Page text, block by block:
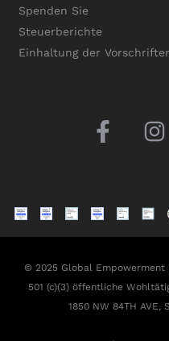
Spenden Sie
Steuerberichte
Einhaltung der
© 2025 Global Empowerment
501 (c)(3) öffentliche
1850 NW 84TH AVE,